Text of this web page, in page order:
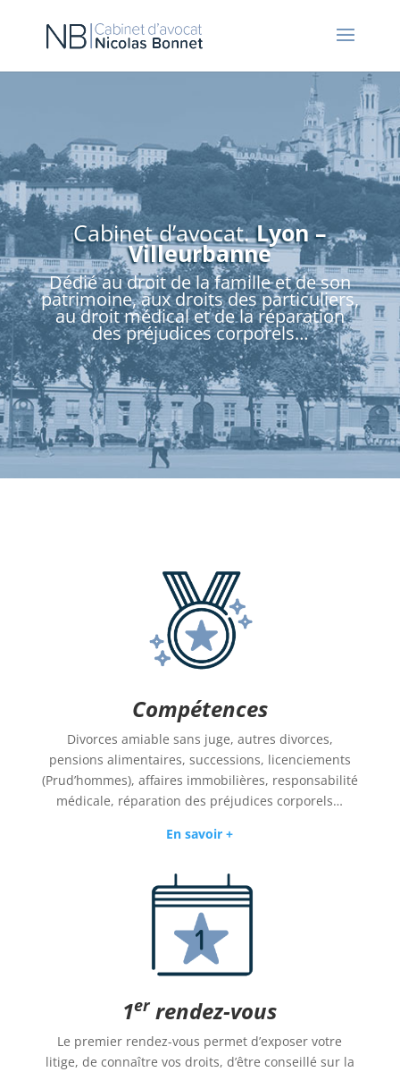
Cabinet d’avocat.Lyon –
Villeurbanne
Dédié au droit de la famille et de son
patrimoine, aux droits des particuliers,
au droit médical et de la réparation
des préjudices corporels…
Compétences
Divorces amiable sans juge, autres divorces,
pensions alimentaires, successions, licenciements
(Prud’hommes), affaires immobilières, responsabilité
médicale, réparation des préjudices corporels…
En savoir +
1errendez-vous
Le premier rendez-vous permet d’exposer votre
litige, de connaître vos droits, d’être conseillé sur la